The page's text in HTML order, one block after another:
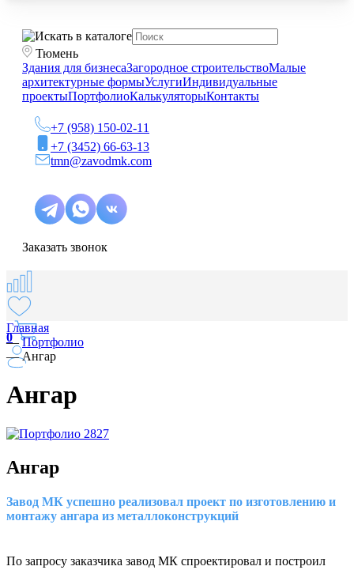
Тюмень
Здания для бизнесаЗагородное строительствоМалые
архитектурные формыУслугиИндивидуальные
проектыПортфолиоКалькуляторыКонтакты
+7 (958) 150-02-11
+7 (3452) 66-63-13
tmn@zavodmk.com
Заказать звонок
0
Главная
—Портфолио
—Ангар
Ангар
Ангар
Завод МК успешно реализовал проект по изготовлению и
монтажу ангарa из металлоконструкций
По запросу заказчика завод МК спроектировал и построил